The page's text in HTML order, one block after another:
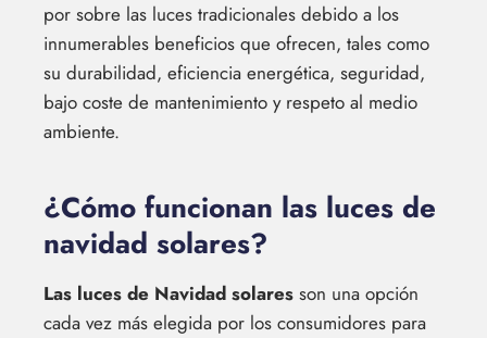
por sobre las luces tradicionales debido a los
innumerables beneficios que ofrecen, tales como
su durabilidad, eficiencia energética, seguridad,
bajo coste de mantenimiento y respeto al medio
ambiente.
¿Cómo funcionan las luces de
navidad solares?
Las luces de Navidad solares son una opción
cada vez más elegida por los consumidores para